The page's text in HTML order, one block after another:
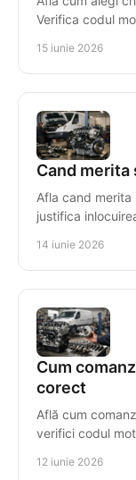
Verifica codul
15 iunie 2026
Cand
Afla cand
justifica
14 iunie 2026
Cum
corect
Află cum
verifici codul
12 iunie 2026